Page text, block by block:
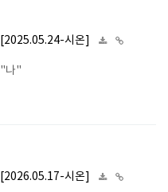
[2025.05.24-시온]
"나"
[2026.05.17-시온]